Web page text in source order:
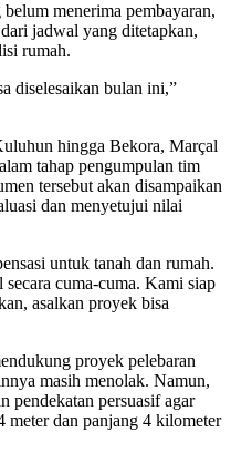
menerima pembayaran,
jadwal yang ditetapkan,
rumah.
diselesaikan bulan ini,”
hingga Bekora, Marçal
tahap pengumpulan tim
tersebut akan disampaikan
dan menyetujui nilai
untuk tanah dan rumah.
cuma-cuma. Kami siap
asalkan proyek bisa
proyek pelebaran
masih menolak. Namun,
pendekatan persuasif agar
meter dan panjang 4 kilometer